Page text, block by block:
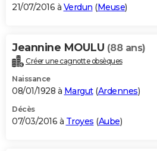
21/07/2016 à Verdun (Meuse)
Jeannine MOULU (88 ans)
Créer une cagnotte obsèques
Naissance
08/01/1928 à Margut(Ardennes)
Décès
07/03/2016 à Troyes (Aube)